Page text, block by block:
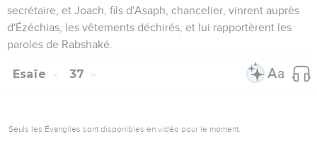
secrétaire, et Joach, fils d'Asaph, chancelier, vinrent auprès
d'Ézéchias, les vêtements déchirés, et lui rapportèrent les
paroles de Rabshaké.
Esaïe 37
Seuls les Évangiles sont disponibles en vidéo pour le moment.